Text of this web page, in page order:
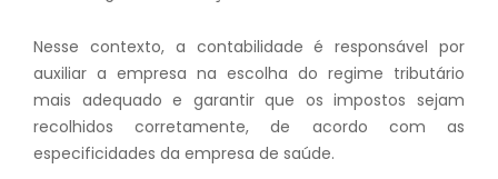
Nesse contexto, a contabilidade é responsável por
auxiliar a empresa na escolha do regime tributário
mais adequado e garantir que os impostos sejam
recolhidos corretamente, de acordo com as
especificidades da empresa de saúde.